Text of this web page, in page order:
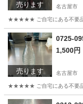
売ります 名古屋市
★★★★★ ご自宅にある不要品
愛知 名古屋市
売ります
0725-
1,500円
名古屋市
★★★★★ ご自宅にある不要品
愛知 名古屋市